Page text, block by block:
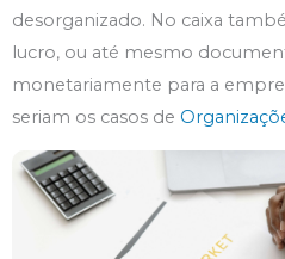
desorganizado. No caixa
lucro, ou até mesmo
monetariamente para a
seriam os casos de